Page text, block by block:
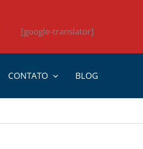
[google-translator]
CONTATO BLOG